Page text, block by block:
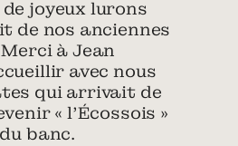
joyeux lurons
de nos anciennes
à Jean
avec nous
qui arrivait de
« l’Écossois »
banc.